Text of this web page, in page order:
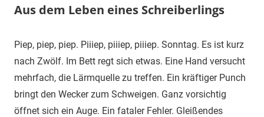
Aus dem Leben eines Schreiberlings
18.
Oktober
2017
terminal-
y
Urbi
et
orbi
Piep, piep, piep. Piiiep, piiiep, piiiep. Sonntag. Es ist kurz
nach Zwölf. Im Bett regt sich etwas. Eine Hand versucht
mehrfach, die Lärmquelle zu treffen. Ein kräftiger Punch
bringt den Wecker zum Schweigen. Ganz vorsichtig
öffnet sich ein Auge. Ein fataler Fehler. Gleißendes